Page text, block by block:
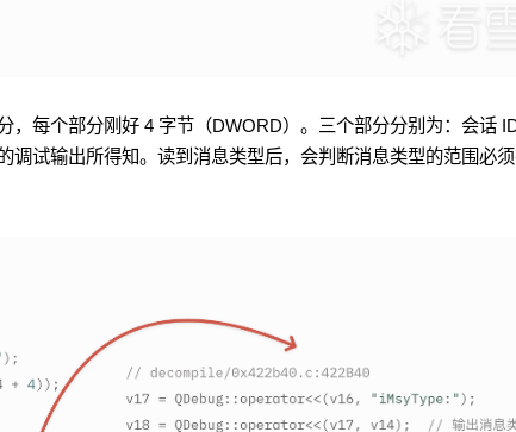
，每个部分刚好 4 字节（DWORD）。三个部分分别为：会话
调试输出所得知。读到消息类型后，会判断消息类型的范围必